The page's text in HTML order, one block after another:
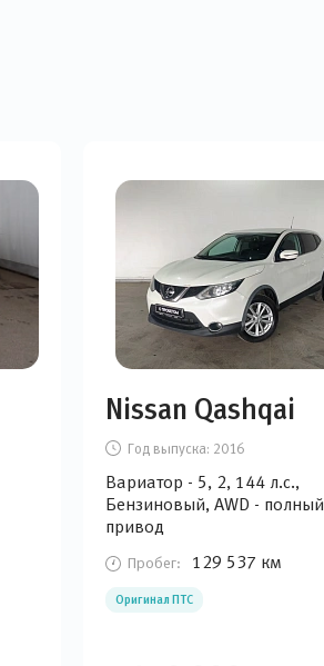
Nissan Qashqai
Год выпуска: 2016
Вариатор - 5, 2, 144 л.с.,
Бензиновый, AWD - полный
привод
Пробег: 129 537 км
Оригинал ПТС